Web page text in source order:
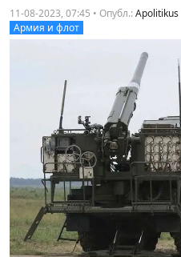
11-08-2023, 07:45 • Опубл.:Apolitikus
Армия и флот